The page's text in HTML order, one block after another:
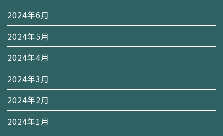
2024年6月
2024年5月
2024年4月
2024年3月
2024年2月
2024年1月